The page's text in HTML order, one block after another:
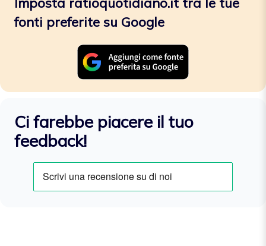
fonti preferite su Google
Ci farebbe piacere il tuo
feedback!